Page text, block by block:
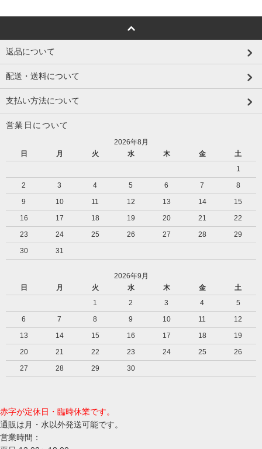
返品について
配送・送料について
支払い方法について
営業日について
2026年8月
日
月 火 水 木 金
土
1
2
3 4 5 6 7
8
9
10 11 12 13 14
15
16
17 18 19 20 21
22
23
24 25 26 27 28
29
30
31
2026年9月
日
月 火 水 木 金
土
1
2 3 4
5
6
7 8 9 10 11
12
13
14 15 16 17 18
19
20
21 22 23 24 25
26
27
28 29 30
赤字が定休日・臨時休業です。
通販は月・水以外発送可能です。
営業時間：